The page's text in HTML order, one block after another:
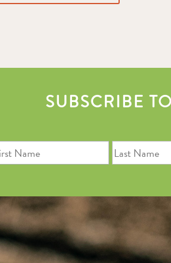
SUBSCRIBE